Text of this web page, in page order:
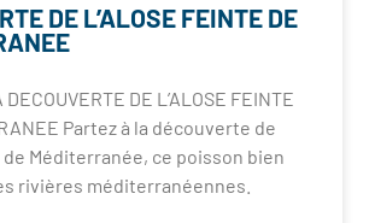
DE L’ALOSE FEINTE DE
DE L’ALOSE FEINTE
Partez à la découverte de
de Méditerranée, ce poisson bien
rivières méditerranéennes.